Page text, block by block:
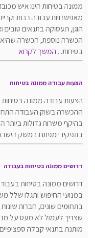
ממונה בטיחות הינו איש
מאפשרויות עבודה רבות
הוגן, תעסוקה בתנאים טובים
הכשרה נוספת, הכשרה שהיא
בטיחות... המשך לקרוא
הצעות עבודה ממונה בטיחות
הצעות עבודה ממונה
ההכשרה בשוק העבודה
בהיקף משרות גדולות ביותר
בתפקידי מפתח במשק
דרושים ממונה בטיחות בעבודה
דרושים ממונה בטיחות
במנועי החיפוש ותגלו שלל
בתחומים שונים, חברות שונות
שצריך לעמול לא מעט על
מותנת בתנאי קבלה